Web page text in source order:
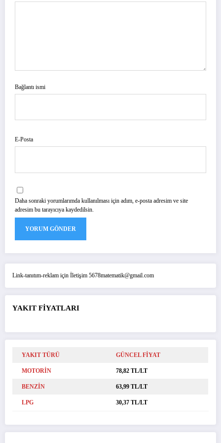
Bağlantı ismi
E-Posta
Daha sonraki yorumlarımda kullanılması için adım, e-posta adresim ve site
adresim bu tarayıcıya kaydedilsin.
Link-tanıtım-reklam için İletişim 5678matematik@gmail.com
YAKIT FİYATLARI
YAKIT TÜRÜ GÜNCEL FİYAT
MOTORİN 78,82 TL/LT
BENZİN 63,99 TL/LT
LPG 30,37 TL/LT